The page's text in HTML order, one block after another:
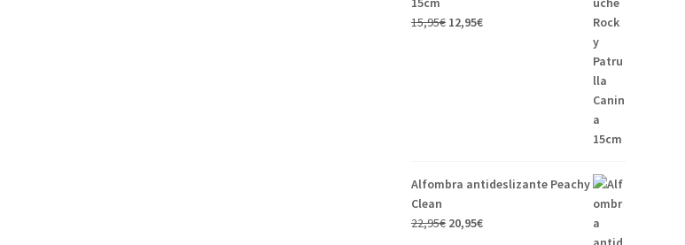
15,95€ 12,95€
Alfombra antideslizante Peachy
Clean
22,95€ 20,95€